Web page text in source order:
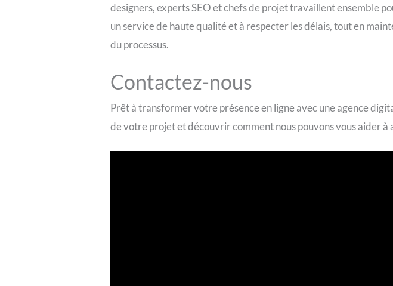
designers, experts SEO et chefs de projet travaillent ensemble
un service de haute qualité et à respecter les délais, tout en
du processus.
Contactez-nous
Prêt à transformer votre présence en ligne avec une agence
de votre projet et découvrir comment nous pouvons vous aider